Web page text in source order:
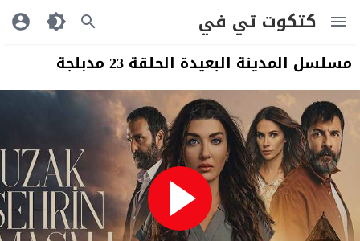
كتكوت تي في
مسلسل المدينة البعيدة الحلقة 23 مدبلجة